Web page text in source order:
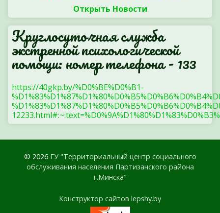
Открыть Новости
Круглосуточная служба
экстренной психологической
помощи: номер телефона - 133
https://40gkp.by/%D0%BE%D0%B1-
© 2026 ГУ "Территориальный центр социального
обслуживания населения Партизанского района
г.Минска"
Конструктор сайтов lepshy.by